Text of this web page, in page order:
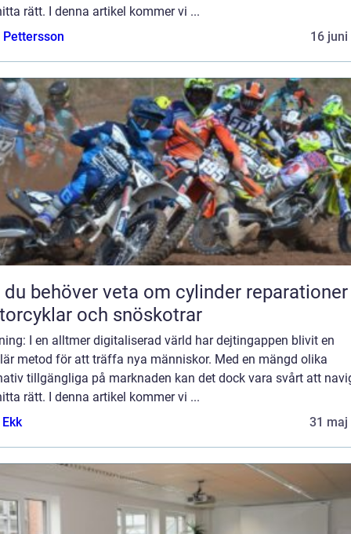
rätt. I denna artikel kommer vi ...
16 juni
behöver veta om cylinder
och snöskotrar
I en alltmer digitaliserad värld har dejtingappen blivit en
metod för att träffa nya människor. Med en mängd olika
tillgängliga på marknaden kan det dock vara svårt att
rätt. I denna artikel kommer vi ...
31 maj